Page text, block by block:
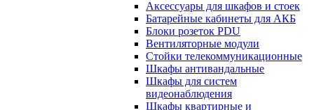
Аксессуары для шкафов и стоек
Батарейные кабинеты для АКБ
Блоки розеток PDU
Вентиляторные модули
Стойки телекоммуникационные
Шкафы антивандальные
Шкафы для систем
видеонаблюдения
Шкафы квартирные и